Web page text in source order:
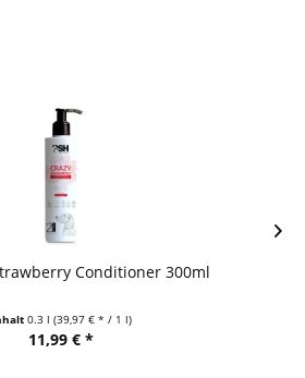
Conditioner 300ml
0.3 l (39,97 € * / 1 l)
11,99 € *